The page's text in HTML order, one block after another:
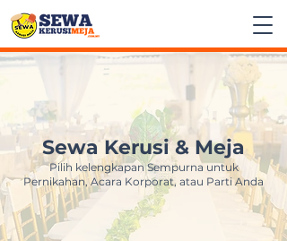
Sewa Kerusi & Meja
Pilih kelengkapan Sempurna untuk
Pernikahan, Acara Korporat, atau Parti Anda